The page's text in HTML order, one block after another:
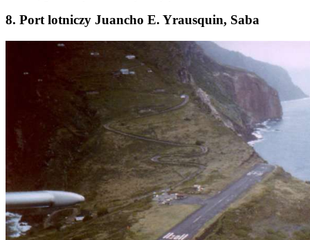
8. Port lotniczy Juancho E. Yrausquin, Saba